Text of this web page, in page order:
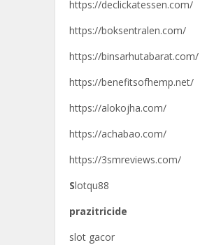
https://declickatessen.com/
https://boksentralen.com/
https://binsarhutabarat.com/
https://benefitsofhemp.net/
https://alokojha.com/
https://achabao.com/
https://3smreviews.com/
Slotqu88
prazitricide
slot gacor